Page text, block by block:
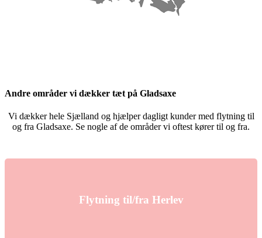
Andre områder vi dækker tæt på Gladsaxe
Vi dækker hele Sjælland og hjælper dagligt kunder med flytning til
og fra Gladsaxe. Se nogle af de områder vi oftest kører til og fra.
Flytning til/fra Herlev